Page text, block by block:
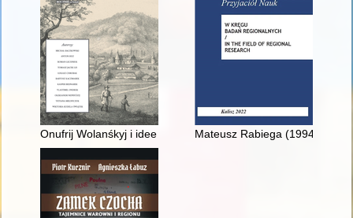
Onufrij Wolanśkyj i idee ultramontanizmu w Kościele
Mateusz Rabiega (1994-2022)